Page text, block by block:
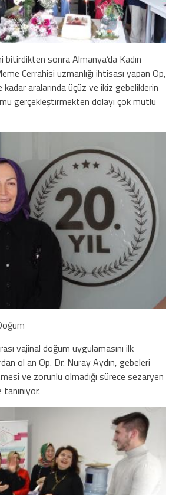
bitirdikten sonra Almanya’da Kadın
Cerrahisi uzmanlığı ihtisası yapan Op,
kadar aralarında üçüz ve ikiz gebeliklerin
gerçekleştirmekten dolayı çok mutlu
vajinal doğum uygulamasını ilk
ol an Op. Dr. Nuray Aydın, gebeleri
ve zorunlu olmadığı sürece sezaryen